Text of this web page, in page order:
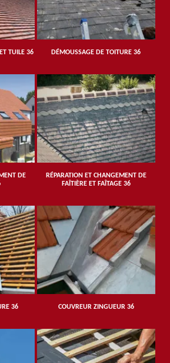
TUILE 36 DÉMOUSSAGE DE TOITURE 36
DE
RÉPARATION ET CHANGEMENT DE
FAÎTIÈRE ET FAÎTAGE 36
36 COUVREUR ZINGUEUR 36